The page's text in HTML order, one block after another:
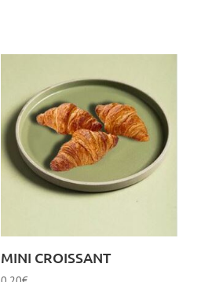
MINI CROISSANT